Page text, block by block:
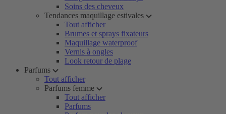
Soins des cheveux
Tendances maquillage estivales
Tout afficher
Brumes et sprays fixateurs
Maquillage waterproof
Vernis à ongles
Look retour de plage
Parfums
Tout afficher
Parfums femme
Tout afficher
Parfums